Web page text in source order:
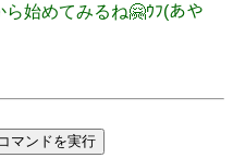
始めてみるね🤗ｳﾌ(あや